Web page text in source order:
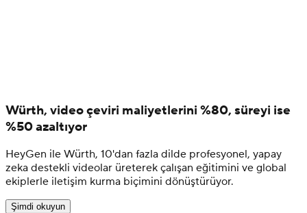
Würth, video çeviri maliyetlerini %80, süreyi ise
%50 azaltıyor
HeyGen ile Würth, 10'dan fazla dilde profesyonel, yapay
zeka destekli videolar üreterek çalışan eğitimini ve global
ekiplerle iletişim kurma biçimini dönüştürüyor.
Şimdi okuyun